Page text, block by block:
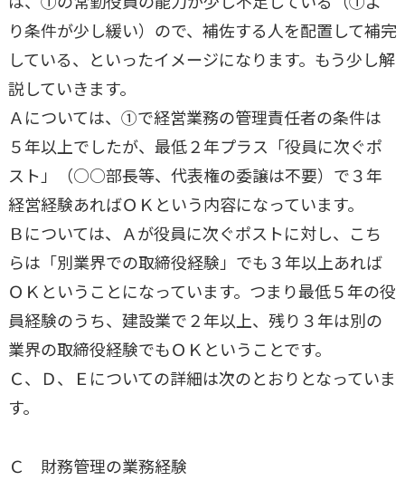
り条件が少し緩い）ので、補佐する人を配置して補完
している、といったイメージになります。もう少し解
説していきます。
Ａについては、①で経営業務の管理責任者の条件は
５年以上でしたが、最低２年プラス「役員に次ぐポ
スト」（○○部長等、代表権の委譲は不要）で３年
経営経験あればＯＫという内容になっています。
Ｂについては、Ａが役員に次ぐポストに対し、こち
らは「別業界での取締役経験」でも３年以上あれば
ＯＫということになっています。つまり最低５年の役
員経験のうち、建設業で２年以上、残り３年は別の
業界の取締役経験でもＯＫということです。
Ｃ、Ｄ、Ｅについての詳細は次のとおりとなっていま
す。
Ｃ 財務管理の業務経験